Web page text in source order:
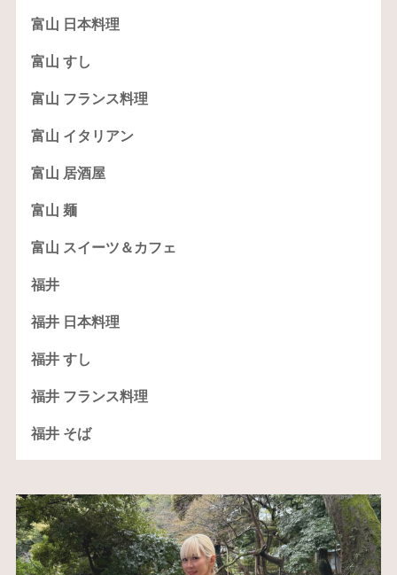
富山 日本料理
富山 すし
富山 フランス料理
富山 イタリアン
富山 居酒屋
富山 麺
富山 スイーツ＆カフェ
福井
福井 日本料理
福井 すし
福井 フランス料理
福井 そば